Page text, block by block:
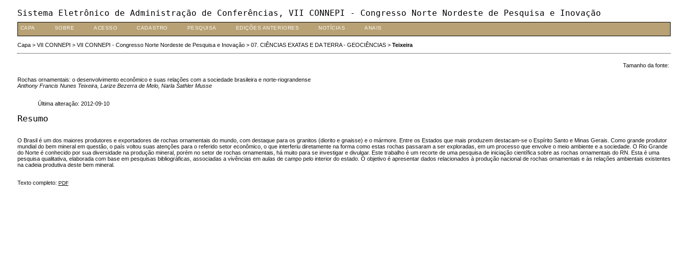
Sistema Eletrônico de Administração de Conferências, VII CONNEPI - Congresso Norte Nordeste de Pesquisa e Inovação
CAPA SOBRE ACESSO CADASTRO PESQUISA EDIÇÕES ANTERIORES NOTÍCIAS ANAIS
Capa> VII CONNEPI > VII CONNEPI - Congresso Norte Nordeste de Pesquisa e Inovação> 07. CIÊNCIAS EXATAS E DA TERRA - GEOCIÊNCIAS> Teixeira
Tamanho da fonte:
Rochas ornamentais: o desenvolvimento econômico e suas relações com a sociedade brasileira e norte-riograndense
Anthony Francis Nunes Teixeira, Larize Bezerra de Melo, Narla Sathler Musse
Última alteração: 2012-09-10
Resumo
O Brasil é um dos maiores produtores e exportadores de rochas ornamentais do mundo, com destaque para os granitos (diorito e gnaisse) e o mármore. Entre os Estados que mais produzem destacam-se o Espírito Santo e Minas Gerais. Como grande produtor
mundial do bem mineral em questão, o país voltou suas atenções para o referido setor econômico, o que interferiu diretamente na forma como estas rochas passaram a ser exploradas, em um processo que envolve o meio ambiente e a sociedade. O Rio Grande
do Norte é conhecido por sua diversidade na produção mineral, porém no setor de rochas ornamentais, há muito para se investigar e divulgar. Este trabalho é um recorte de uma pesquisa de iniciação científica sobre as rochas ornamentais do RN. Esta é uma
pesquisa qualitativa, elaborada com base em pesquisas bibliográficas, associadas a vivências em aulas de campo pelo interior do estado. O objetivo é apresentar dados relacionados à produção nacional de rochas ornamentais e às relações ambientais existentes
na cadeia produtiva deste bem mineral.
Texto completo: PDF